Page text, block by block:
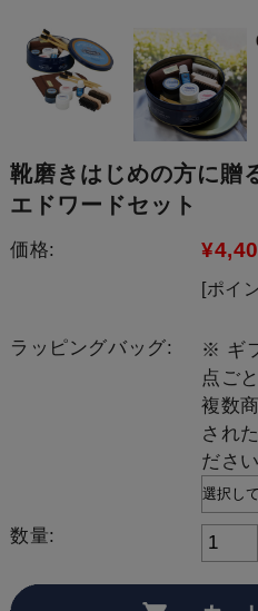
靴磨きはじめの方に
エドワードセット
価格:
[ポイ
ラッピングバッグ:
※ ギ
点ご
複数
され
ださい
数量: